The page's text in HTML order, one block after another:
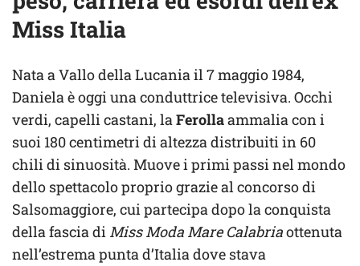
Miss Italia
Nata a Vallo della Lucania il 7 maggio 1984,
Daniela è oggi una conduttrice televisiva. Occhi
verdi, capelli castani, laFerollaammalia con i
suoi 180 centimetri di altezza distribuiti in 60
chili di sinuosità. Muove i primi passi nel mondo
dello spettacolo proprio grazie al concorso di
Salsomaggiore, cui partecipa dopo la conquista
della fascia di Miss Moda Mare Calabriaottenuta
nell’estrema punta d’Italia dove stava